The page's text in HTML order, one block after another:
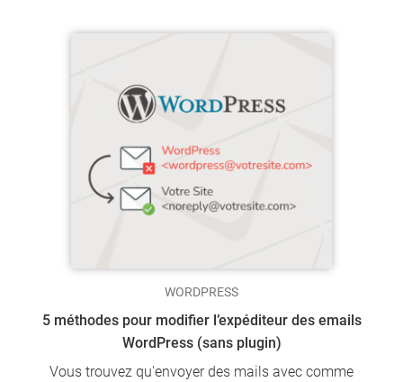
WORDPRESS
5 méthodes pour modifier l’expéditeur des emails
WordPress (sans plugin)
Vous trouvez qu'envoyer des mails avec comme